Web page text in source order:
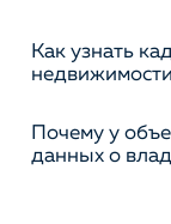
Как узнать
Почему у
данных о